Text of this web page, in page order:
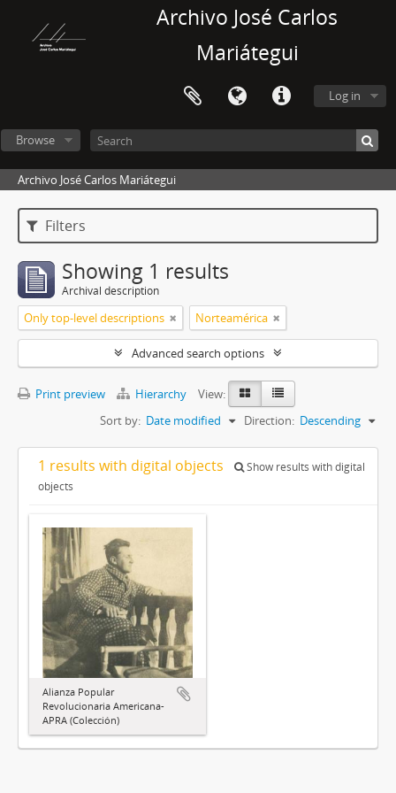
Archivo José Carlos
Mariátegui
Log in
Browse
Archivo José Carlos Mariátegui
Filters
Showing 1 results
Archival description
Only top-level descriptions Norteamérica
Advanced search options
Print preview Hierarchy
View:
Sort by: Date modified Direction: Descending
1 results with digital objects
Show results with digital
objects
Alianza Popular
Revolucionaria Americana-
APRA (Colección)